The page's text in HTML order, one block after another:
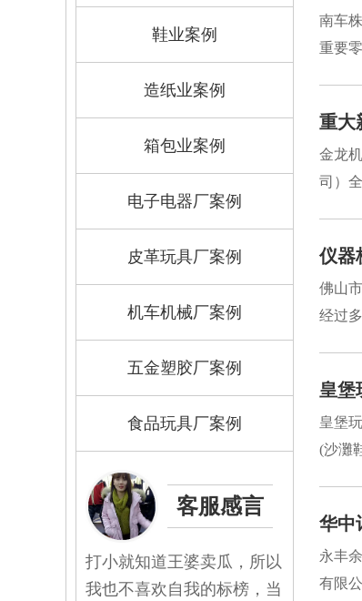
鞋业案例
造纸业案例
箱包业案例
电子电器厂案例
皮革玩具厂案例
机车机械厂案例
五金塑胶厂案例
食品玩具厂案例
客服感言
打小就知道王婆卖瓜，所以
我也不喜欢自我的标榜，当
南车
重要
重大
金龙
司）
仪器
佛山
经过
皇堡
皇堡
(沙灘
华中
永丰
有限